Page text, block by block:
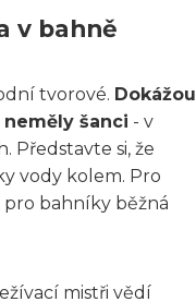
v bahně
tvorové. Dokážou
šanci - v
Představte si, že
vody kolem. Pro
bahníky běžná
mistři vědí